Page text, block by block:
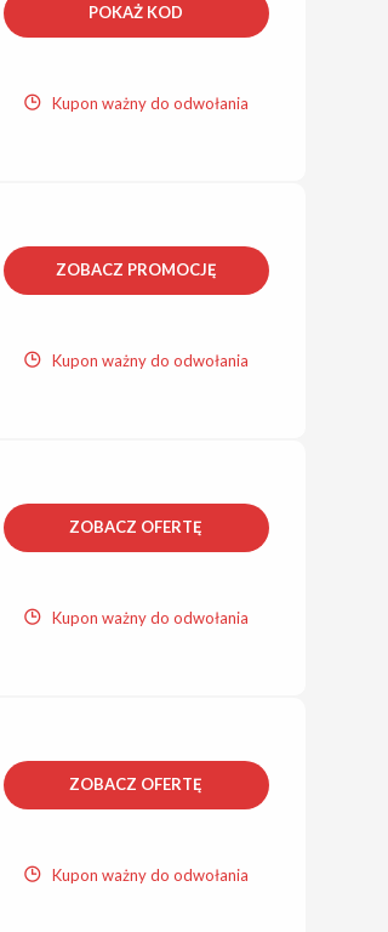
POKAŻ KOD
Kupon ważny do odwołania
ZOBACZ PROMOCJĘ
Kupon ważny do odwołania
ZOBACZ OFERTĘ
Kupon ważny do odwołania
ZOBACZ OFERTĘ
Kupon ważny do odwołania